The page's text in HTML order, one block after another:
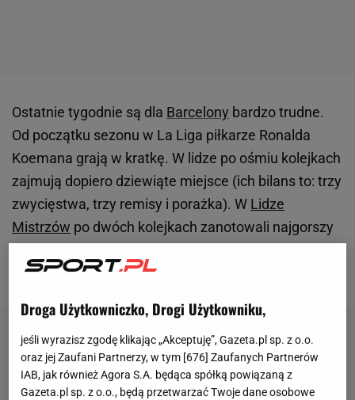
Ostatnie tygodnie są dla Barcelony bardzo trudne.
Od początku sezonu w La Liga piłkarze Ronalda
Koemana grają w kratkę. W lidze po ośmiu kolejkach
zajmują dopiero dziewiąte miejsce (ich bilans to: trzy
zwycięstwa, trzy remisy i porażka). W Lidze
Mistrzów po dwóch kolejkach zanotowali najgorszy
i bilans bramkowy 0:6.
Droga Użytkowniczko, Drogi Użytkowniku,
jeśli wyrazisz zgodę klikając „Akceptuję”, Gazeta.pl sp. z o.o.
oraz jej Zaufani Partnerzy, w tym [676] Zaufanych Partnerów
IAB, jak również Agora S.A. będąca spółką powiązaną z
Gazeta.pl sp. z o.o., będą przetwarzać Twoje dane osobowe